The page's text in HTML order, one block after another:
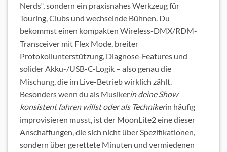
Nerds“, sondern ein praxisnahes Werkzeug für
Touring, Clubs und wechselnde Bühnen. Du
bekommst einen kompakten Wireless-DMX/RDM-
Transceiver mit Flex Mode, breiter
Protokollunterstützung, Diagnose-Features und
solider Akku-/USB-C-Logik – also genau die
Mischung, die im Live-Betrieb wirklich zählt.
Besonders wenn du als Musikerin deine Show
konsistent fahren willst oder als Technikerin häufig
improvisieren musst, ist der MoonLite2 eine dieser
Anschaffungen, die sich nicht über Spezifikationen,
sondern über gerettete Minuten und vermiedenen